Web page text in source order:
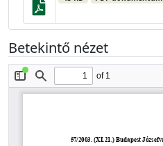
Betekintő nézet